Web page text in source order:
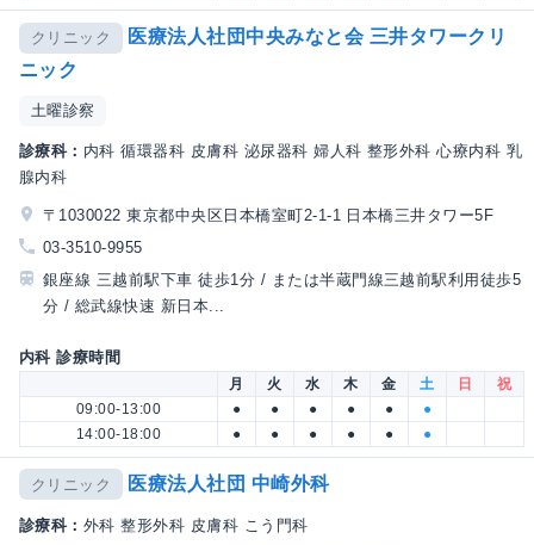
クリニック
医療法人社団中央みなと会 三井タワークリ
ニック
土曜診察
診療科： 内科 循環器科 皮膚科 泌尿器科 婦人科 整形外科 心療内科 乳
腺内科
〒1030022 東京都中央区日本橋室町2-1-1 日本橋三井タワー5F
03-3510-9955
銀座線 三越前駅下車 徒歩1分 / または半蔵門線三越前駅利用徒歩5
分 / 総武線快速 新日本...
内科 診療時間
月 火 水 木 金 土 日
祝
09:00-13:00
● ● ● ● ●
●
14:00-18:00
● ● ● ● ● ●
クリニック 医療法人社団 中崎外科
診療科： 外科 整形外科 皮膚科 こう門科